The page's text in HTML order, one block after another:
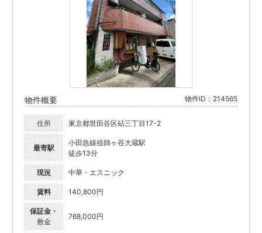
物件概要 物件ID：214565
住所 東京都世田谷区砧三丁目17-2
最寄駅
小田急線祖師ヶ谷大蔵駅
徒歩13分
現況 中華・エスニック
賃料 140,800円
保証金・
敷金
768,000円